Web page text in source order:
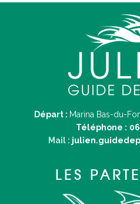
Départ : Marina Bas-du-
Téléphone :
Mail :
LES